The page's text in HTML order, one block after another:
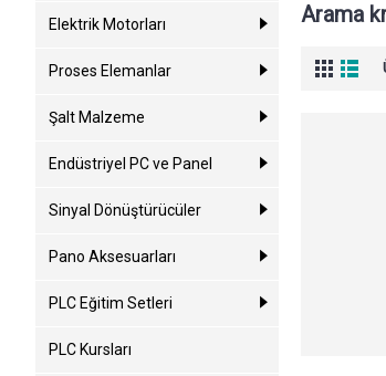
Elektrik Motorları
Proses Elemanlar
Şalt Malzeme
Endüstriyel PC ve Panel
Sinyal Dönüştürücüler
Pano Aksesuarları
PLC Eğitim Setleri
PLC Kursları
Arama